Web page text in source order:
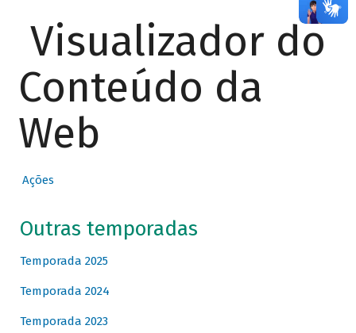
Visualizador do
Conteúdo da
Web
Ações
Outras temporadas
Temporada 2025
Temporada 2024
Temporada 2023